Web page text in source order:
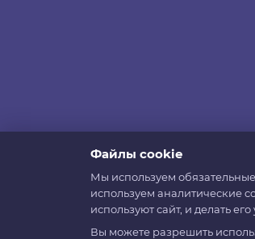
Файлы cookie
Мы используем
используем аналитические
используют сайт, и делать его
Вы можете разрешить